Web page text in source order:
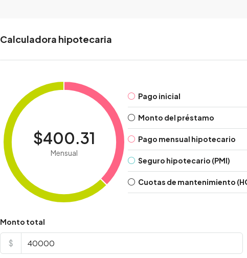
Calculadora hipotecaria
$400.31
Mensual
Pago inicial
Monto del préstamo
Pago mensual hipotecario
Seguro hipotecario (PMI)
Cuotas de mantenimiento
Monto total
$